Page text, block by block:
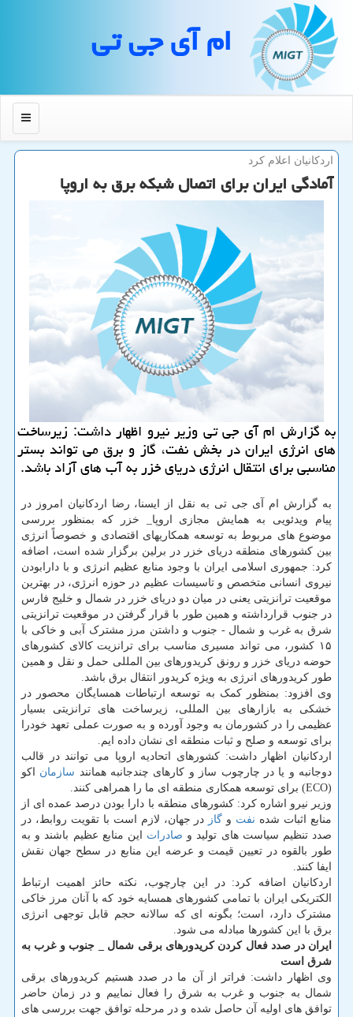
ام آی جی تی
منو
اردكانیان اعلام كرد
آمادگی ایران برای اتصال شبكه برق به اروپا
به گزارش ام آی جی تی وزیر نیرو اظهار داشت: زیرساخت
های انرژی ایران در بخش نفت، گاز و برق می تواند بستر
مناسبی برای انتقال انرژی دریای خزر به آب های آزاد باشد.
به گزارش ام آی جی تی به نقل از ایسنا، رضا اردکانیان امروز در
پیام ویدئویی به همایش مجازی اروپا_ خزر که بمنظور بررسی
موضوع های مربوط به توسعه همکاریهای اقتصادی و خصوصاً انرژی
بین کشورهای منطقه دریای خزر در برلین برگزار شده است، اضافه
کرد: جمهوری اسلامی ایران با وجود منابع عظیم انرژی و با دارابودن
نیروی انسانی متخصص و تاسیسات عظیم در حوزه انرژی، در بهترین
موقعیت ترانزیتی یعنی در میان دو دریای خزر در شمال و خلیج فارس
در جنوب قرارداشته و همین طور با قرار گرفتن در موقعیت ترانزیتی
شرق به غرب و شمال - جنوب و داشتن مرز مشترک آبی و خاکی با
۱۵ کشور، می تواند مسیری مناسب برای ترانزیت کالای کشورهای
حوضه دریای خزر و رونق کریدورهای بین المللی حمل و نقل و همین
طور کریدورهای انرژی به ویژه کریدور انتقال برق باشد.
وی افزود: بمنظور کمک به توسعه ارتباطات همسایگان محصور در
خشکی به بازارهای بین المللی، زیرساخت های ترانزیتی بسیار
عظیمی را در کشورمان به وجود آورده و به صورت عملی تعهد خودرا
برای توسعه و صلح و ثبات منطقه ای نشان داده ایم.
اردکانیان اظهار داشت: کشورهای اتحادیه اروپا می توانند در قالب
دوجانبه و یا در چارچوب ساز و کارهای چندجانبه همانند سازمان اکو
(ECO) برای توسعه همکاری منطقه ای ما را همراهی کنند.
وزیر نیرو اشاره کرد: کشورهای منطقه با دارا بودن درصد عمده ای از
منابع اثبات شده نفت و گاز در جهان، لازم است با تقویت روابط، در
صدد تنظیم سیاست های تولید و صادرات این منابع عظیم باشند و به
طور بالقوه در تعیین قیمت و عرضه این منابع در سطح جهان نقش
ایفا کنند.
اردکانیان اضافه کرد: در این چارچوب، نکته حائز اهمیت ارتباط
الکتریکی ایران با تمامی کشورهای همسایه خود که با آنان مرز خاکی
مشترک دارد، است؛ بگونه ای که سالانه حجم قابل توجهی انرژی
برق با این کشورها مبادله می شود.
ایران در صدد فعال کردن کریدورهای برقی شمال _ جنوب و غرب به
شرق است
وی اظهار داشت: فراتر از آن ما در صدد هستیم کریدورهای برقی
شمال به جنوب و غرب به شرق را فعال نماییم و در زمان حاضر
توافق های اولیه آن حاصل شده و در مرحله توافق جهت بررسی های